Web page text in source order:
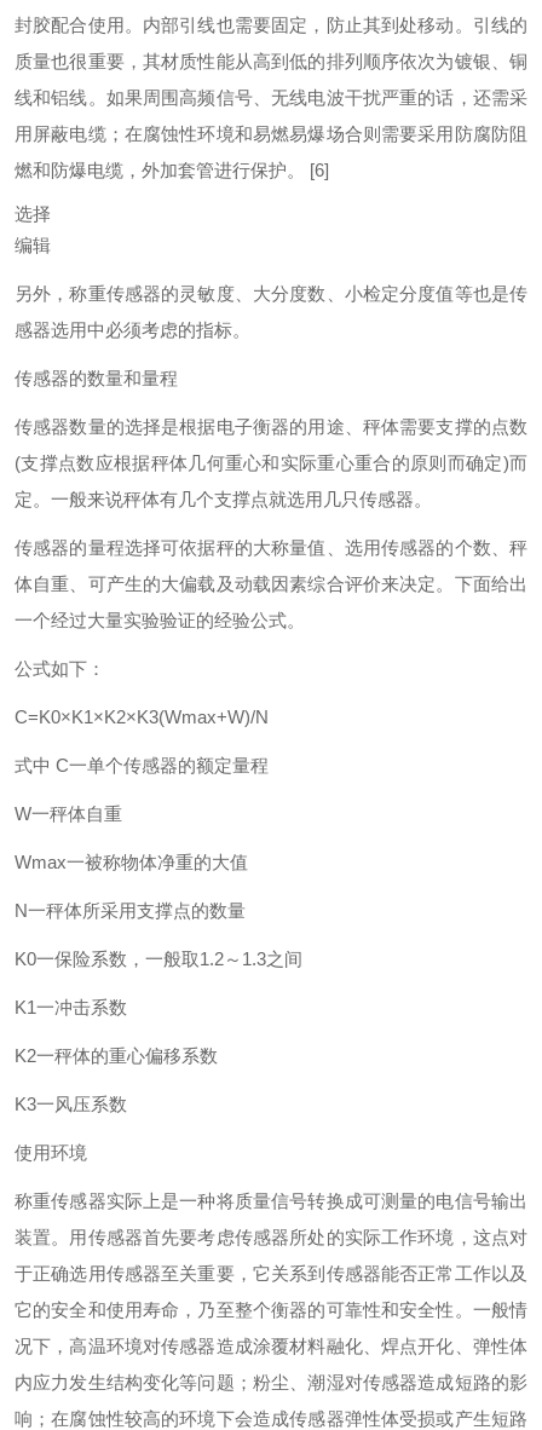
封胶配合使用。内部引线也需要固定，防止其到处移动。引线的
质量也很重要，其材质性能从高到低的排列顺序依次为镀银、铜
线和铝线。如果周围高频信号、无线电波干扰严重的话，还需采
用屏蔽电缆；在腐蚀性环境和易燃易爆场合则需要采用防腐防阻
燃和防爆电缆，外加套管进行保护。
[6]
选择
编辑
另外，称重传感器的灵敏度、大分度数、小检定分度值等也是传
感器选用中必须考虑的指标。
传感器的数量和量程
传感器数量的选择是根据电子衡器的用途、秤体需要支撑的点数
(支撑点数应根据秤体几何重心和实际重心重合的原则而确定)而
定。一般来说秤体有几个支撑点就选用几只传感器。
传感器的量程选择可依据秤的大称量值、选用传感器的个数、秤
体自重、可产生的大偏载及动载因素综合评价来决定。下面给出
一个经过大量实验验证的经验公式。
公式如下：
C=K0×K1×K2×K3(Wmax+W)/N
式中 C一单个传感器的额定量程
W一秤体自重
Wmax一被称物体净重的大值
N一秤体所采用支撑点的数量
K0一保险系数，一般取1.2～1.3之间
K1一冲击系数
K2一秤体的重心偏移系数
K3一风压系数
使用环境
称重传感器实际上是一种将质量信号转换成可测量的电信号输出
装置。用传感器首先要考虑传感器所处的实际工作环境，这点对
于正确选用传感器至关重要，它关系到传感器能否正常工作以及
它的安全和使用寿命，乃至整个衡器的可靠性和安全性。一般情
况下，高温环境对传感器造成涂覆材料融化、焊点开化、弹性体
内应力发生结构变化等问题；粉尘、潮湿对传感器造成短路的影
响；在腐蚀性较高的环境下会造成传感器弹性体受损或产生短路